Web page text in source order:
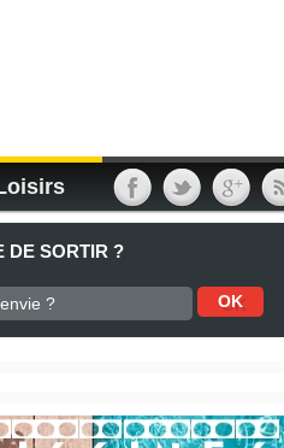
DE SORTIR ?